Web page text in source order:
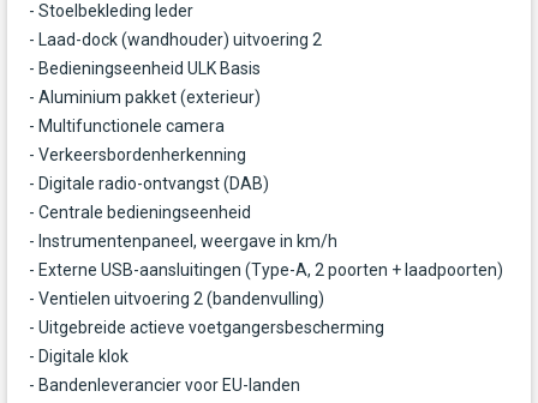
- Stoelbekleding leder
- Laad-dock (wandhouder) uitvoering 2
- Bedieningseenheid ULK Basis
- Aluminium pakket (exterieur)
- Multifunctionele camera
- Verkeersbordenherkenning
- Digitale radio-ontvangst (DAB)
- Centrale bedieningseenheid
- Instrumentenpaneel, weergave in km/h
- Externe USB-aansluitingen (Type-A, 2 poorten + laadpoorten)
- Ventielen uitvoering 2 (bandenvulling)
- Uitgebreide actieve voetgangersbescherming
- Digitale klok
- Bandenleverancier voor EU-landen